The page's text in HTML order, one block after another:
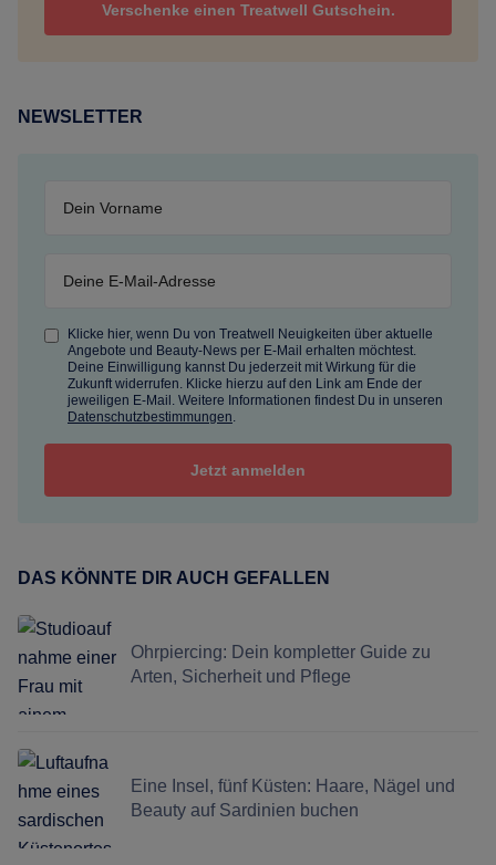
Verschenke einen Treatwell Gutschein.
NEWSLETTER
Klicke hier, wenn Du von Treatwell Neuigkeiten über aktuelle
Angebote und Beauty-News per E-Mail erhalten möchtest.
Deine Einwilligung kannst Du jederzeit mit Wirkung für die
Zukunft widerrufen. Klicke hierzu auf den Link am Ende der
jeweiligen E-Mail. Weitere Informationen findest Du in unseren
Datenschutzbestimmungen.
DAS KÖNNTE DIR AUCH GEFALLEN
Ohrpiercing: Dein kompletter Guide zu
Arten, Sicherheit und Pflege
Eine Insel, fünf Küsten: Haare, Nägel und
Beauty auf Sardinien buchen